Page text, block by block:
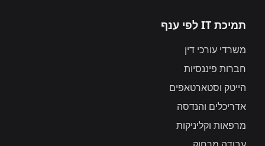
תמיכת IT לפי ענף
משרדי עורכי דין
חברות פיננסיות
הייטק וסטארטאפים
אדריכלים והנדסה
מרפאות וקליניקות